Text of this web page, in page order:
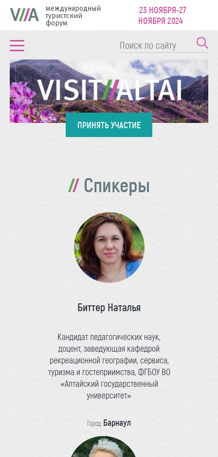
международный
туристский
форум
23 НОЯБРЯ-27
НОЯБРЯ 2024
ПРИНЯТЬ УЧАСТИЕ
Спикеры
Биттер Наталья
Кандидат педагогических наук,
доцент, заведующая кафедрой
рекреационной географии, сервиса,
туризма и гостеприимства, ФГБОУ ВО
«Алтайский государственный
университет»
Город: Барнаул